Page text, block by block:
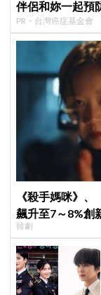
伴侶和妳一起預
PR・台灣癌症基金會
《殺手媽咪》
飆升至7～8%創
韓劇